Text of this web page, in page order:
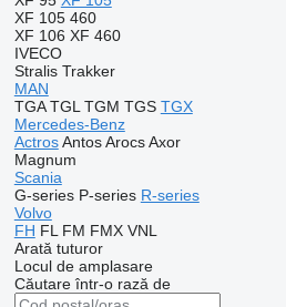
XF 105 460
XF 106 XF 460
IVECO
Stralis Trakker
MAN
TGA TGL TGM TGS TGX
Mercedes-Benz
Actros Antos Arocs Axor
Magnum
Scania
G-series P-series R-series
Volvo
FH FL FM FMX VNL
Arată tuturor
Locul de amplasare
Căutare într-o rază de